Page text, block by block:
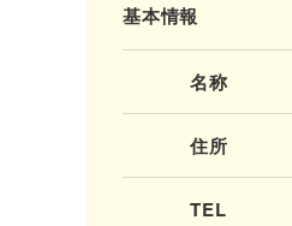
基本情報
名称
住所
TEL